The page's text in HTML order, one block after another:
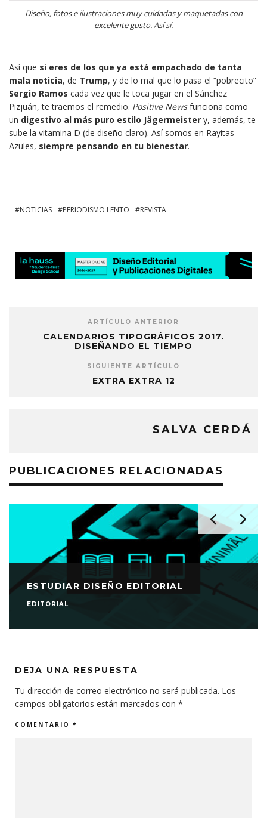
Diseño, fotos e ilustraciones muy cuidadas y maquetadas con
excelente gusto. Así sí.
Así que si eres de los que ya está empachado de tanta
mala noticia, de Trump, y de lo mal que lo pasa el “pobrecito”
Sergio Ramos cada vez que le toca jugar en el Sánchez
Pizjuán, te traemos el remedio. Positive Newsfunciona como
un digestivo al más puro estilo Jägermeister y, además, te
sube la vitamina D (de diseño claro). Así somos en Rayitas
Azules, siempre pensando en tu bienestar.
NOTICIAS PERIODISMO LENTO REVISTA
ARTÍCULO ANTERIOR
CALENDARIOS TIPOGRÁFICOS 2017.
DISEÑANDO EL TIEMPO
SIGUIENTE ARTÍCULO
EXTRA EXTRA 12
SALVA CERDÁ
PUBLICACIONES RELACIONADAS
ESTUDIAR DISEÑO EDITORIAL
EDITORIAL
DEJA UNA RESPUESTA
Tu dirección de correo electrónico no será publicada. Los
campos obligatorios están marcados con *
COMENTARIO *